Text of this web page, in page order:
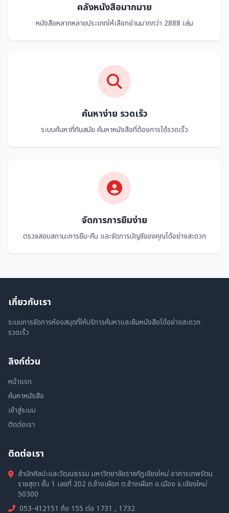
คลังหนังสือมากมาย
หนังสือหลากหลายประเภทให้เลือกอ่านมากกว่า 2888 เล่ม
ค้นหาง่าย รวดเร็ว
ระบบค้นหาที่ทันสมัย ค้นหาหนังสือที่ต้องการได้รวดเร็ว
จัดการการยืมง่าย
ตรวจสอบสถานะการยืม-คืน และจัดการบัญชีของคุณได้อย่างสะดวก
เกี่ยวกับเรา
ระบบการจัดการห้องสมุดที่ให้บริการค้นหาและยืมหนังสือได้อย่างสะดวก
รวดเร็ว
ลิงก์ด่วน
หน้าแรก
ค้นหาหนังสือ
เข้าสู่ระบบ
ติดต่อเรา
ติดต่อเรา
สำนักศิลปะและวัฒนธรรม มหาวิทยาลัยราชภัฏเชียงใหม่ อาคารเทพรัตน
ราชสุดา ชั้น 1 เลขที่ 202 ถ.ช้างเผือก ต.ช้างเผือก อ.เมือง จ.เชียงใหม่
50300
053-412151 ถึง 155 ต่อ 1731 , 1732